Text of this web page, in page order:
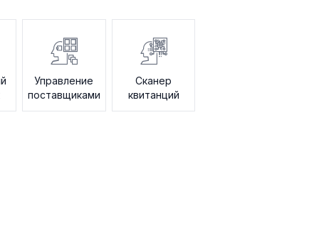
Управление
поставщиками
Сканер
квитанций